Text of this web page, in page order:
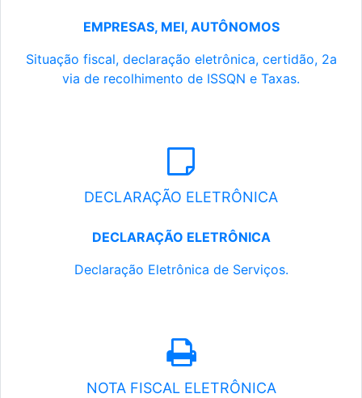
EMPRESAS, MEI, AUTÔNOMOS
Situação fiscal, declaração eletrônica, certidão, 2a
via de recolhimento de ISSQN e Taxas.
DECLARAÇÃO ELETRÔNICA
DECLARAÇÃO ELETRÔNICA
Declaração Eletrônica de Serviços.
NOTA FISCAL ELETRÔNICA